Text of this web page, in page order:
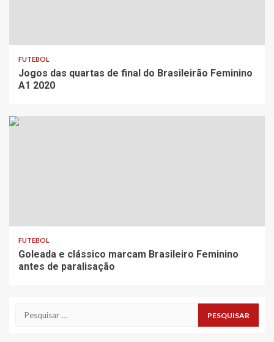
FUTEBOL
Jogos das quartas de final do Brasileirão Feminino
A1 2020
FUTEBOL
Goleada e clássico marcam Brasileiro Feminino
antes de paralisação
Pesquisar